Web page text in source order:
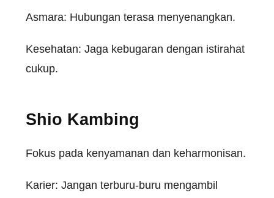
Asmara: Hubungan terasa menyenangkan.
Kesehatan: Jaga kebugaran dengan istirahat
cukup.
Shio Kambing
Fokus pada kenyamanan dan keharmonisan.
Karier: Jangan terburu-buru mengambil